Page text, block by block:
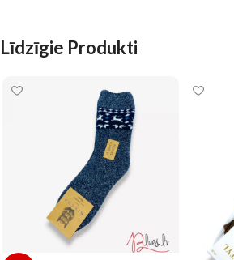
Līdzīgie Produkti